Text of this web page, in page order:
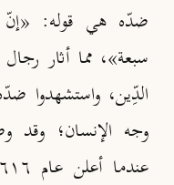
ضدّه هي قوله: «إنّ
سبعة»، مما أثار
الدِّين، واستشهدوا
وجه الإنسان؛ وقد